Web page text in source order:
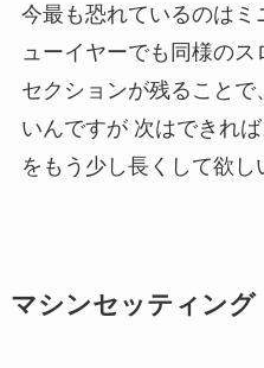
今最も恐れているのはミ
ューイヤーでも同様の
セクションが残ること
いんですが 次はできれ
をもう少し長くして欲し
マシンセッティング